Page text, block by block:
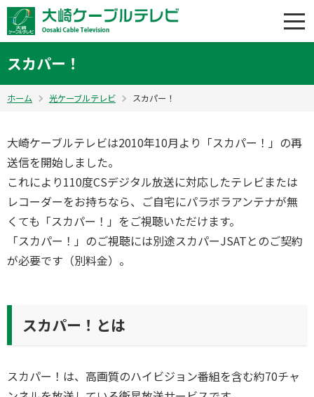
スカパー！
ホーム 光ケーブルテレビ スカパー！
大崎ケーブルテレビは2010年10月より「スカパー！」の再
送信を開始しました。
これにより110度CSデジタル放送に対応したテレビまたは
レコーダーをお持ちなら、ご自宅にパラボラアンテナが無
くても「スカパー！」をご視聴いただけます。
「スカパー！」のご視聴には別途スカパーJSATとのご契約
が必要です（別料金）。
スカパー！とは
スカパー！は、高画質のハイビジョン番組を含む約70チャ